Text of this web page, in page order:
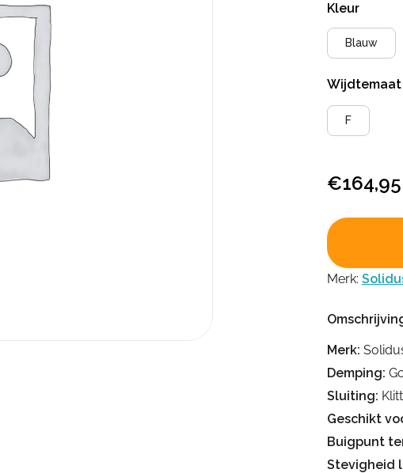
Kleur
Blauw
F
€164,95
Merk:
Merk:
Demping:
Sluiting:
Geschikt
Buigpunt
Stevigheid